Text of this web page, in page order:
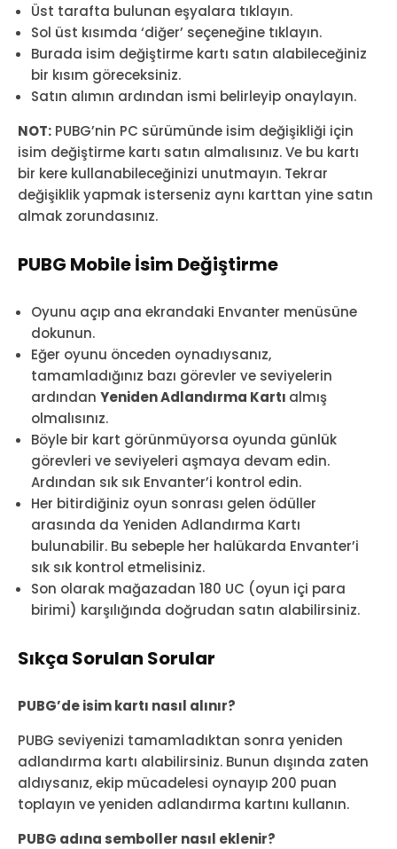
Üst tarafta bulunan eşyalara tıklayın.
Sol üst kısımda ‘diğer’ seçeneğine tıklayın.
Burada isim değiştirme kartı satın alabileceğiniz
bir kısım göreceksiniz.
Satın alımın ardından ismi belirleyip onaylayın.
NOT: PUBG’nin PC sürümünde isim değişikliği için
isim değiştirme kartı satın almalısınız. Ve bu kartı
bir kere kullanabileceğinizi unutmayın. Tekrar
değişiklik yapmak isterseniz aynı karttan yine satın
almak zorundasınız.
PUBG Mobile İsim Değiştirme
Oyunu açıp ana ekrandaki Envanter menüsüne
dokunun.
Eğer oyunu önceden oynadıysanız,
tamamladığınız bazı görevler ve seviyelerin
ardından Yeniden Adlandırma Kartı almış
olmalısınız.
Böyle bir kart görünmüyorsa oyunda günlük
görevleri ve seviyeleri aşmaya devam edin.
Ardından sık sık Envanter’i kontrol edin.
Her bitirdiğiniz oyun sonrası gelen ödüller
arasında da Yeniden Adlandırma Kartı
bulunabilir. Bu sebeple her halükarda Envanter’i
sık sık kontrol etmelisiniz.
Son olarak mağazadan 180 UC (oyun içi para
birimi) karşılığında doğrudan satın alabilirsiniz.
Sıkça Sorulan Sorular
PUBG’de isim kartı nasıl alınır?
PUBG seviyenizi tamamladıktan sonra yeniden
adlandırma kartı alabilirsiniz. Bunun dışında zaten
aldıysanız, ekip mücadelesi oynayıp 200 puan
toplayın ve yeniden adlandırma kartını kullanın.
PUBG adına semboller nasıl eklenir?